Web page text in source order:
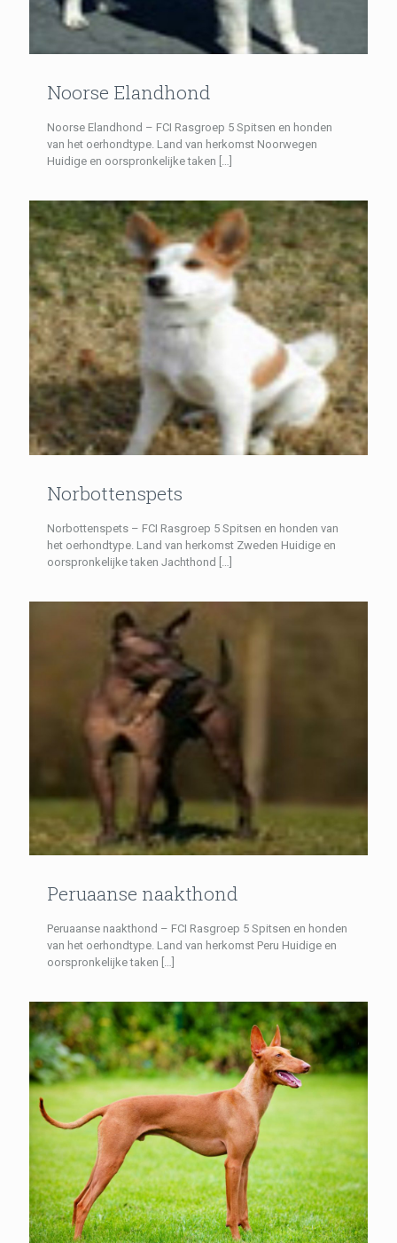
Noorse Elandhond
Noorse Elandhond – FCI Rasgroep 5 Spitsen en honden
van het oerhondtype. Land van herkomst Noorwegen
Huidige en oorspronkelijke taken […]
Norbottenspets
Norbottenspets – FCI Rasgroep 5 Spitsen en honden van
het oerhondtype. Land van herkomst Zweden Huidige en
oorspronkelijke taken Jachthond […]
Peruaanse naakthond
Peruaanse naakthond – FCI Rasgroep 5 Spitsen en honden
van het oerhondtype. Land van herkomst Peru Huidige en
oorspronkelijke taken […]